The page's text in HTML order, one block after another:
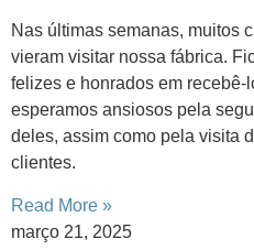
Nas últimas semanas, muitos
vieram visitar nossa fábrica.
felizes e honrados em recebê-
esperamos ansiosos pela
deles, assim como pela visita
clientes.
Read More »
março 21, 2025